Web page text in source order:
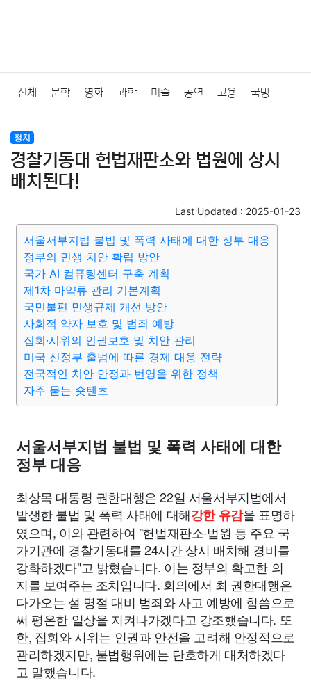
전체 문학 영화 과학 미술 공연 고용 국방
법률
질병 가요 방송 일상 주식 암호화폐 블록체인
미용 증권 인테리어
요리 상품리뷰 원예 금융 게임 스포츠 사진
대출 자동차 취미 여행 맛집
종교 사회 정치 건강 의료
부동산 외국어 교육 교통 생활 기타
정치
경찰기동대 헌법재판소와 법원에 상시
배치된다!
Last Updated : 2025-01-23
서울서부지법 불법 및 폭력 사태에 대한 정부 대응
정부의 민생 치안 확립 방안
국가 AI 컴퓨팅센터 구축 계획
제1차 마약류 관리 기본계획
국민불편 민생규제 개선 방안
사회적 약자 보호 및 범죄 예방
집회·시위의 인권보호 및 치안 관리
미국 신정부 출범에 따른 경제 대응 전략
전국적인 치안 안정과 번영을 위한 정책
자주 묻는 숏텐츠
서울서부지법 불법 및 폭력 사태에 대한
정부 대응
최상목 대통령 권한대행은 22일 서울서부지법에서
발생한 불법 및 폭력 사태에 대해강한 유감을 표명하
였으며, 이와 관련하여 "헌법재판소·법원 등 주요 국
가기관에 경찰기동대를 24시간 상시 배치해 경비를
강화하겠다"고 밝혔습니다. 이는 정부의 확고한 의
지를 보여주는 조치입니다. 회의에서 최 권한대행은
다가오는 설 명절 대비 범죄와 사고 예방에 힘씀으로
써 평온한 일상을 지켜나가겠다고 강조했습니다. 또
한, 집회와 시위는 인권과 안전을 고려해 안정적으로
관리하겠지만, 불법행위에는 단호하게 대처하겠다
고 말했습니다.